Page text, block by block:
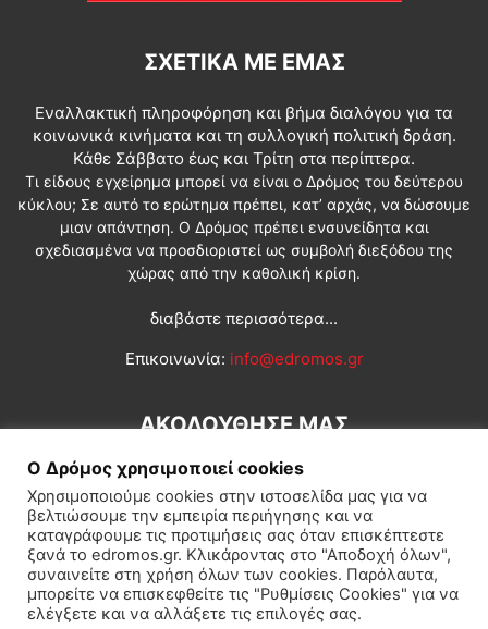
ΣΧΕΤΙΚΆ ΜΕ ΕΜΆΣ
Εναλλακτική πληροφόρηση και βήμα διαλόγου για τα
κοινωνικά κινήματα και τη συλλογική πολιτική δράση.
Κάθε Σάββατο έως και Τρίτη στα περίπτερα.
Τι είδους εγχείρημα μπορεί να είναι ο Δρόμος του δεύτερου
κύκλου; Σε αυτό το ερώτημα πρέπει, κατ’ αρχάς, να δώσουμε
μιαν απάντηση. Ο Δρόμος πρέπει ενσυνείδητα και
σχεδιασμένα να προσδιοριστεί ως συμβολή διεξόδου της
χώρας από την καθολική κρίση.
διαβάστε περισσότερα...
Επικοινωνία: info@edromos.gr
ΑΚΟΛΟΥΘΗΣΕ ΜΑΣ
Εγγραφή συνδρομητή Πολιτική Διεθνή Κοινωνία
Πολιτισμός Αφιερώματα
Ο Δρόμος χρησιμοποιεί cookies
Χρησιμοποιούμε cookies στην ιστοσελίδα μας για να
βελτιώσουμε την εμπειρία περιήγησης και να
καταγράφουμε τις προτιμήσεις σας όταν επισκέπτεστε
ξανά το edromos.gr. Κλικάροντας στο "Αποδοχή όλων",
συναινείτε στη χρήση όλων των cookies. Παρόλαυτα,
μπορείτε να επισκεφθείτε τις "Ρυθμίσεις Cookies" για να
ελέγξετε και να αλλάξετε τις επιλογές σας.